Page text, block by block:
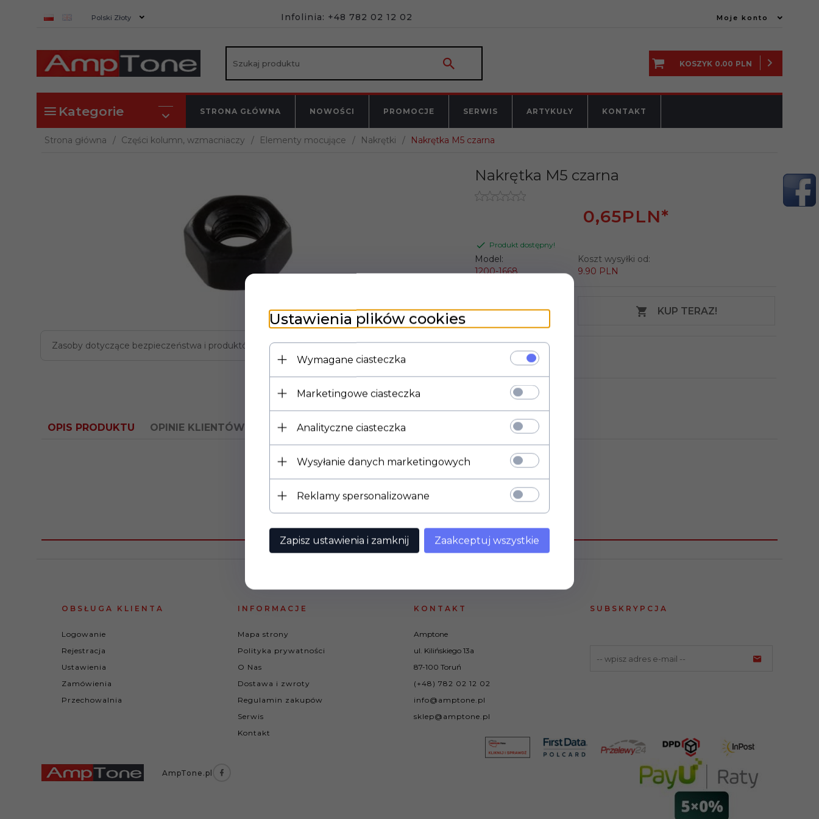
currency_h
Polski Złoty Infolinia: +48 782 02 12 02 Moje konto
KOSZYK 0.00 PLN
Kategorie STRONA GŁÓWNA NOWOŚCI PROMOCJE SERWIS ARTYKUŁY KONTAKT
Strona główna Części kolumn, wzmacniaczy Elementy mocujące Nakrętki Nakrętka M5 czarna
Zasoby dotyczące bezpieczeństwa i produktów
Nakrętka M5 czarna
0,65PLN*
Produkt dostępny!
Model:
1200-1668
Koszt wysyłki od:
9.90 PLN
KUP TERAZ!
OPIS PRODUKTU OPINIE KLIENTÓW
OBSŁUGA KLIENTA
Logowanie
Rejestracja
Ustawienia
Zamówienia
Przechowalnia
INFORMACJE
Mapa strony
Polityka prywatności
O Nas
Dostawa i zwroty
Regulamin zakupów
Serwis
Kontakt
KONTAKT
Amptone
ul. Kilińskiego 13a
87-100 Toruń
(+48) 782 02 12 02
info@amptone.pl
sklep@amptone.pl
SUBSKRYPCJA
AmpTone.pl
Ustawienia plików cookies
Wymagane ciasteczka
Marketingowe ciasteczka
Analityczne ciasteczka
Wysyłanie danych marketingowych
Reklamy spersonalizowane
Zapisz ustawienia i zamknij Zaakceptuj wszystkie